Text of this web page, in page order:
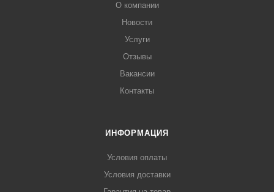
О компании
Новости
Услуги
Отзывы
Вакансии
Контакты
ИНФОРМАЦИЯ
Условия оплаты
Условия доставки